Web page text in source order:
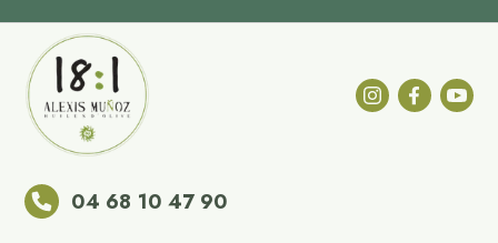
04 68 10 47 90